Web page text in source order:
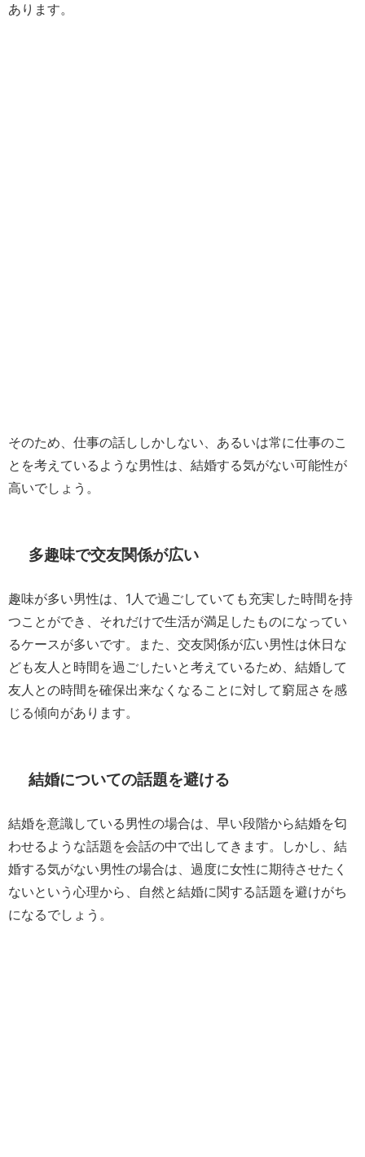
あります。
そのため、仕事の話ししかしない、あるいは常に仕事のこ
とを考えているような男性は、結婚する気がない可能性が
高いでしょう。
多趣味で交友関係が広い
趣味が多い男性は、1人で過ごしていても充実した時間を持
つことができ、それだけで生活が満足したものになってい
るケースが多いです。また、交友関係が広い男性は休日な
ども友人と時間を過ごしたいと考えているため、結婚して
友人との時間を確保出来なくなることに対して窮屈さを感
じる傾向があります。
結婚についての話題を避ける
結婚を意識している男性の場合は、早い段階から結婚を匂
わせるような話題を会話の中で出してきます。しかし、結
婚する気がない男性の場合は、過度に女性に期待させたく
ないという心理から、自然と結婚に関する話題を避けがち
になるでしょう。